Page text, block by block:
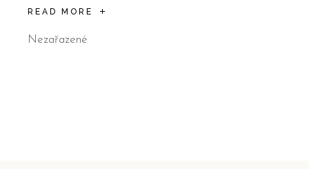
READ MORE
Nezařazené